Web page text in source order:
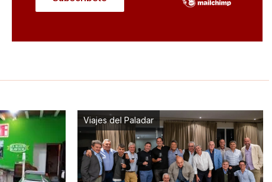
Viajes del Paladar